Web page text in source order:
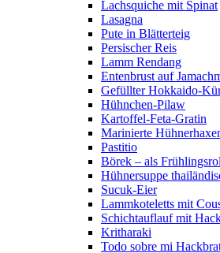
Lachsquiche mit Spinat
Lasagna
Pute in Blätterteig
Persischer Reis
Lamm Rendang
Entenbrust auf
Gefüllter Hokkaido-
Hühnchen-Pilaw
Kartoffel-Feta-Gratin
Marinierte
Pastitio
Börek – als
Hühnersuppe
Sucuk-Eier
Lammkoteletts mit
Schichtauflauf mit
Kritharaki
Todo sobre mi